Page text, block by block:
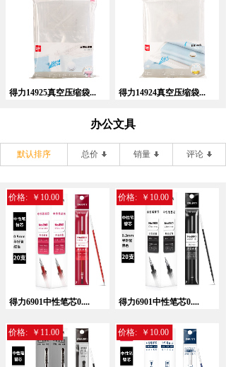
得力14925真空压缩袋... 得力14924真空压缩袋...
办公文具
默认排序 总价 销量 评论
得力6901中性笔芯0....
价格: ￥10.00
得力6901中性笔芯0....
价格: ￥10.00
价格: ￥11.00 价格: ￥10.00